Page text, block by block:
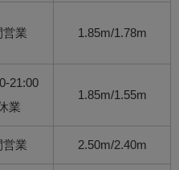
営業 1.85m/1.78m
21:00
業
1.85m/1.55m
営業 2.50m/2.40m